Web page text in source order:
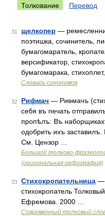
Толкование Перевод
31 щелкопер —
поэтишка, сочинитель,
бумагомаратель,
версификатор,
бумагомарака,
Словарь синонимов
32 Рифмач — Риѳмачъ
себя въ печать
пропѣлъ: Въ
одобрить ихъ
См. Цензор …
Большой толково-
(оригинальная орфография)
33 Стихокропательница —
стихокропатель
Ефремова. 2000 …
Современный толковый